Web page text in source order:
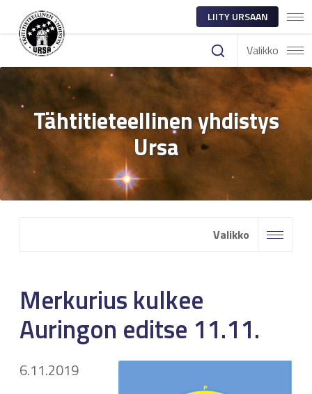
LIITY URSAAN
Valikko
Tähtitieteellinen yhdistys
Ursa
Valikko
Merkurius kulkee
Auringon editse 11.11.
6.11.2019